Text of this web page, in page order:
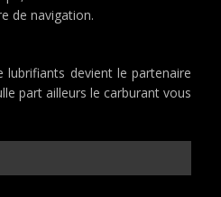
de navigation.
lubrifiants devient le partenaire
part ailleurs le carburant vous